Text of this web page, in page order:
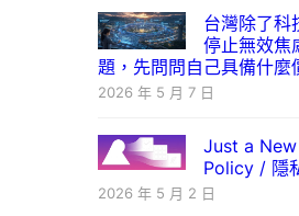
台灣除了科
停止無效焦
題，先問問自己具備什麼
2026 年 5 月 7 日
Just a
Policy / 隱
2026 年 5 月 2 日